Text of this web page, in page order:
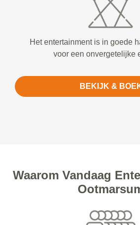
Het entertainment is in goede
voor een onvergetelijke
BEKIJK &
Waarom Vandaag